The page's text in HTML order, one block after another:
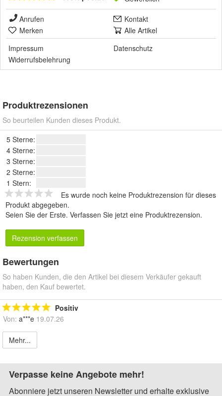
Anrufen
Kontakt
Merken
Alle Artikel
Impressum
Datenschutz
Widerrufsbelehrung
Produktrezensionen
So beurteilen Kunden dieses Produkt.
5 Sterne:
4 Sterne:
3 Sterne:
2 Sterne:
1 Stern:
Es wurde noch keine Produktrezension für dieses
Produkt abgegeben.
Seien Sie der Erste. Verfassen Sie jetzt eine Produktrezension.
Rezension verfassen
Bewertungen
So haben Kunden, die den Artikel bei diesem Verkäufer gekauft
haben, den Kauf bewertet.
Positiv
Von: a***e 19.07.26
Mehr...
Verpasse keine Angebote mehr!
Abonniere jetzt unseren Newsletter und erhalte exklusive